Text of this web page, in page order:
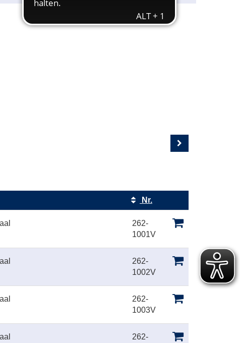
Nr.
Kursstatus
262-
1001V
262-
1002V
262-
1003V
262-